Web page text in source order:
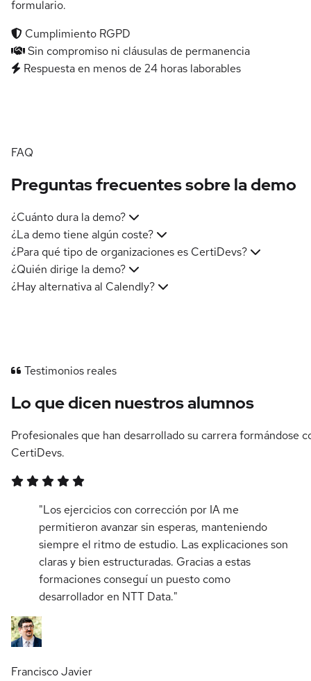
formulario.
Cumplimiento RGPD
Sin compromiso ni cláusulas de permanencia
Respuesta en menos de 24 horas laborables
FAQ
Preguntas frecuentes sobre la demo
¿Cuánto dura la demo?
¿La demo tiene algún coste?
¿Para qué tipo de organizaciones es CertiDevs?
¿Quién dirige la demo?
¿Hay alternativa al Calendly?
Testimonios reales
Lo que dicen nuestros alumnos
Profesionales que han desarrollado su carrera formándose
CertiDevs.
"Los ejercicios con corrección por IA me
permitieron avanzar sin esperas, manteniendo
siempre el ritmo de estudio. Las explicaciones son
claras y bien estructuradas. Gracias a estas
formaciones conseguí un puesto como
desarrollador en NTT Data."
Francisco Javier